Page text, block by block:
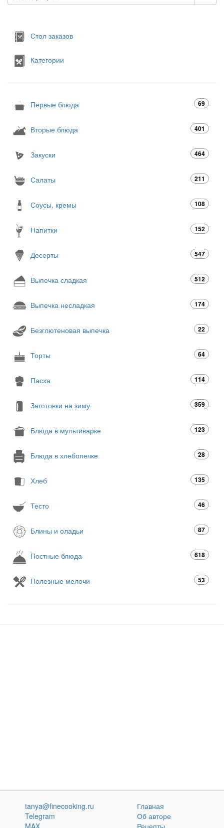
Стол заказов
Категории
Первые блюда 69
Вторые блюда 401
Закуски 464
Салаты 211
Соусы, кремы 108
Напитки 152
Десерты 547
Выпечка сладкая 512
Выпечка несладкая 174
Безглютеновая выпечка 22
Торты 64
Пасха 114
Заготовки на зиму 359
Блюда в мультиварке 123
Блюда в хлебопечке 28
Хлеб 135
Тесто 46
Блины и оладьи 87
Постные блюда 618
Полезные мелочи 53
tanya@finecooking.ru
Telegram
MAX
Главная
Об авторе
Рецепты